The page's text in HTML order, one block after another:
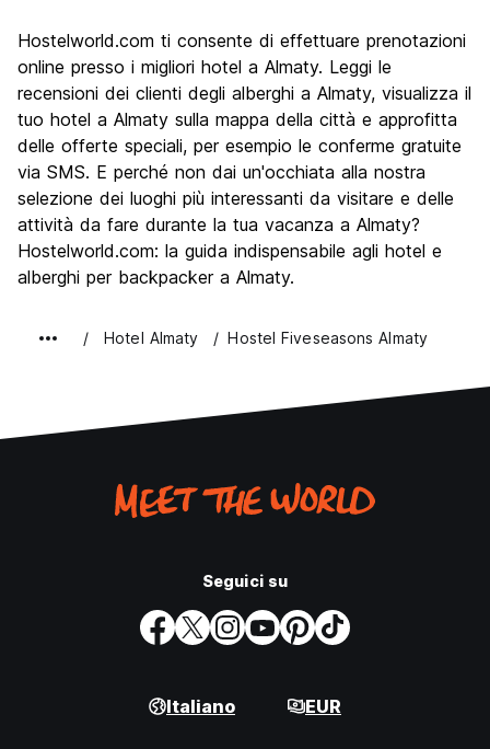
Luoghi di interesse culturale
Festa / Vita notturna
7.7
Qualita' Prezzo
9.0
Hostelworld.com ti consente di effettuare prenotazioni
online presso i migliori hotel a Almaty. Leggi le
recensioni dei clienti degli alberghi a Almaty, visualizza il
tuo hotel a Almaty sulla mappa della città e approfitta
delle offerte speciali, per esempio le conferme gratuite
via SMS. E perché non dai un'occhiata alla nostra
selezione dei luoghi più interessanti da visitare e delle
attività da fare durante la tua vacanza a Almaty?
Hostelworld.com: la guida indispensabile agli hotel e
alberghi per backpacker a Almaty.
Hotel Almaty Hostel Fiveseasons Almaty
Seguici su
Italiano EUR